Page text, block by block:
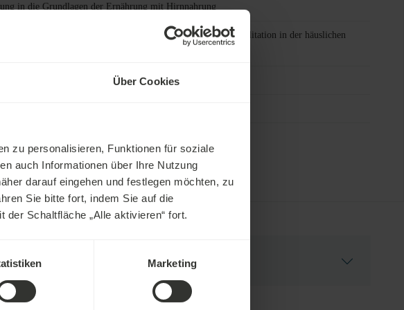
Über Cookies
zu personalisieren, Funktionen für soziale
auch Informationen über Ihre Nutzung
darauf eingehen und festlegen möchten, zu
Sie bitte fort, indem Sie auf die
der Schaltfläche „Alle aktivieren“ fort.
Marketing
in die Grundlagen der Ernährung mit Hirnnahrung
von vorteilhaften Änderungen der Routine nach der Rehabilitation in der häuslichen
Diät bezeichnet) entwickelt. Ziel dieser Diät ist es, den